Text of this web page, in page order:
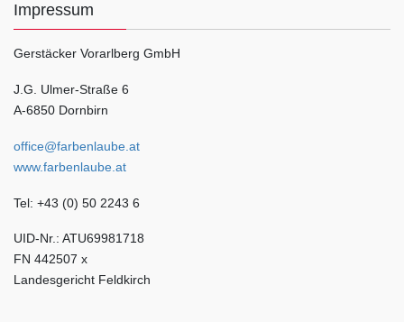
Impressum
Gerstäcker Vorarlberg GmbH
J.G. Ulmer-Straße 6
A-6850 Dornbirn
office@farbenlaube.at
www.farbenlaube.at
Tel: +43 (0) 50 2243 6
UID-Nr.: ATU69981718
FN 442507 x
Landesgericht Feldkirch